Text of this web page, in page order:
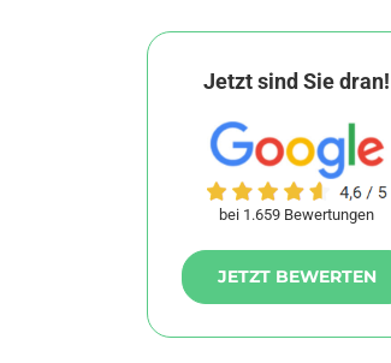
Jetzt sind Sie dran!
bei 1.659 Bewertungen
JETZT BEWERTEN